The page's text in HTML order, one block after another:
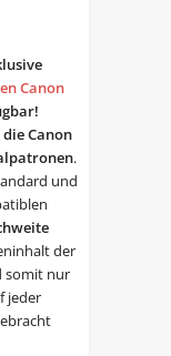
Canon
Canon
.
und
der
somit nur
jeder